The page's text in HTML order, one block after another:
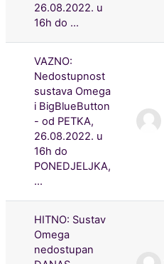
26.08.2022. u
16h do ...
VAZNO:
Nedostupnost
sustava Omega
i BigBlueButton
- od PETKA,
26.08.2022. u
16h do
PONEDJELJKA,
...
HITNO: Sustav
Omega
nedostupan